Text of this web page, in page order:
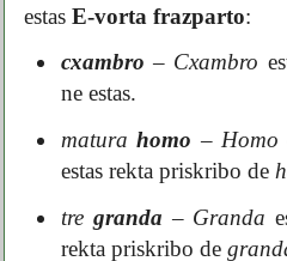
estasE-vorta frazparto:
cxambro – Cxambro
ne estas.
maturahomo – Homo
estas rekta priskribo de
tre granda – Granda
rekta priskribo de